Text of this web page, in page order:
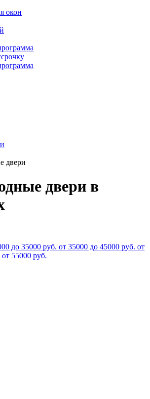
окон
двери
двери в
до 35000 руб. от 35000 до 45000 руб. от
от 55000 руб.